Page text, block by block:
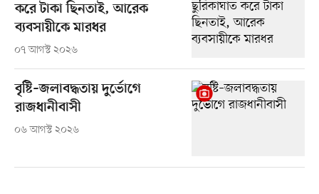
করে টাকা ছিনতাই, আরেক
ব্যবসায়ীকে মারধর
০৭ আগস্ট ২০২৬
বৃষ্টি–জলাবদ্ধতায় দুর্ভোগে
রাজধানীবাসী
০৬ আগস্ট ২০২৬